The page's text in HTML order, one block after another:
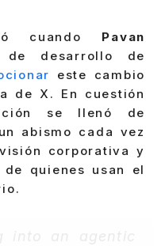
cuando Pavan
desarrollo de
este cambio
de X. En cuestión
se llenó de
abismo cada vez
corporativa y
quienes usan el